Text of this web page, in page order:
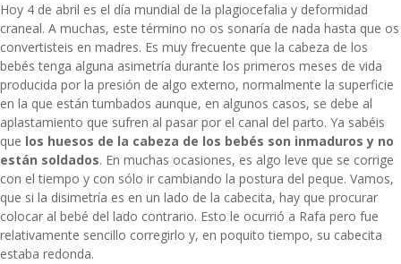
Hoy 4 de abril es el día mundial de la plagiocefalia y deformidad
craneal. A muchas, este término no os sonaría de nada hasta que os
convertisteis en madres. Es muy frecuente que la cabeza de los
bebés tenga alguna asimetría durante los primeros meses de vida
producida por la presión de algo externo, normalmente la superficie
en la que están tumbados aunque, en algunos casos, se debe al
aplastamiento que sufren al pasar por el canal del parto. Ya sabéis
que los huesos de la cabeza de los bebés son inmaduros y no
están soldados. En muchas ocasiones, es algo leve que se corrige
con el tiempo y con sólo ir cambiando la postura del peque. Vamos,
que si la disimetría es en un lado de la cabecita, hay que procurar
colocar al bebé del lado contrario. Esto le ocurrió a Rafa pero fue
relativamente sencillo corregirlo y, en poquito tiempo, su cabecita
estaba redonda.